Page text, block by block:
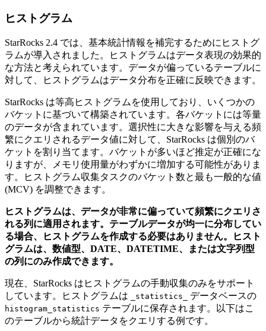
ヒストグラム
StarRocks 2.4 では、基本統計情報を補完するためにヒストグ
ラムが導入されました。ヒストグラムはデータ表現の効果的
な方法と考えられています。データが偏っているテーブルに
対して、ヒストグラムはデータ分布を正確に反映できます。
StarRocks は等高ヒストグラムを使用しており、いくつかの
バケットに基づいて構築されています。各バケットには等量
のデータが含まれています。選択性に大きな影響を与える頻
繁にクエリされるデータ値に対して、StarRocks は個別のバ
ケットを割り当てます。バケットが多いほど推定が正確にな
りますが、メモリ使用量がわずかに増加する可能性がありま
す。ヒストグラム収集タスクのバケット数と最も一般的な値
(MCV) を調整できます。
ヒストグラムは、データが非常に偏っていて頻繁にクエリさ
れる列に適用されます。テーブルデータが均一に分布してい
る場合、ヒストグラムを作成する必要はありません。ヒスト
グラムは、数値型、DATE、DATETIME、または文字列型
の列にのみ作成できます。
現在、StarRocks はヒストグラムの手動収集のみをサポート
しています。ヒストグラムは
_statistics_ データベースの
histogram_statistics テーブルに保存されます。以下はこ
のテーブルから統計データをクエリする例です。